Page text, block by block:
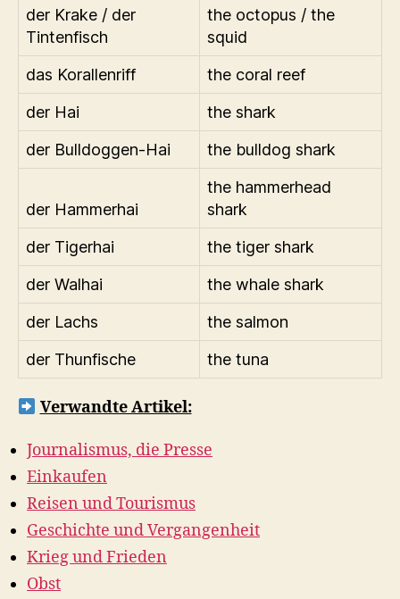
der Krake / der
Tintenfisch
the octopus / the
squid
das Korallenriff
the coral reef
der Hai
the shark
der Bulldoggen-Hai
the bulldog shark
der Hammerhai
the hammerhead
shark
der Tigerhai
the tiger shark
der Walhai
the whale shark
der Lachs
the salmon
der Thunfische
the tuna
Verwandte Artikel:
Journalismus, die Presse
Einkaufen
Reisen und Tourismus
Geschichte und Vergangenheit
Krieg und Frieden
Obst